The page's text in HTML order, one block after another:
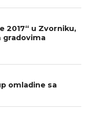
2017“ u Zvorniku,
gradovima
omladine sa